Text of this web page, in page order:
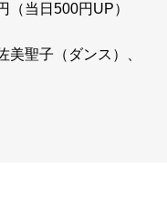
（当日500円UP）
美聖子（ダンス）、